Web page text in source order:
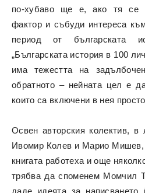
по-хубаво ще е, ако тя се
фактор и събуди интереса
период от българската
„Българската история в 100
има тежестта на
обратното – нейната цел е
които са включени в нея
Освен авторския колектив,
Ивомир Колев и Марио Мишев,
книгата работеха и още
трябва да споменем Момчил